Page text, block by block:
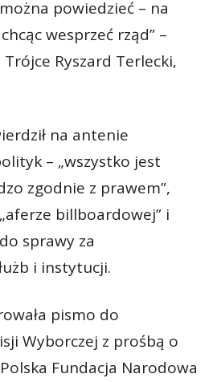
powiedzieć – na
wesprzeć rząd” –
Ryszard Terlecki,
na antenie
– „wszystko jest
zgodnie z prawem”,
billboardowej” i
sprawy za
i instytucji.
pismo do
Wyborczej z prośbą o
Fundacja Narodowa